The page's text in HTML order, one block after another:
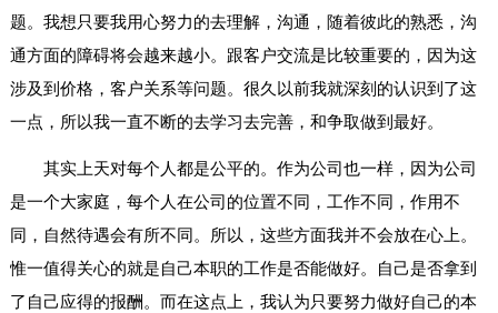
题。我想只要我用心努力的去理解，沟通，随着彼此的熟悉，沟
通方面的障碍将会越来越小。跟客户交流是比较重要的，因为这
涉及到价格，客户关系等问题。很久以前我就深刻的认识到了这
一点，所以我一直不断的去学习去完善，和争取做到最好。
其实上天对每个人都是公平的。作为公司也一样，因为公司
是一个大家庭，每个人在公司的位置不同，工作不同，作用不
同，自然待遇会有所不同。所以，这些方面我并不会放在心上。
惟一值得关心的就是自己本职的工作是否能做好。自己是否拿到
了自己应得的报酬。而在这点上，我认为只要努力做好自己的本